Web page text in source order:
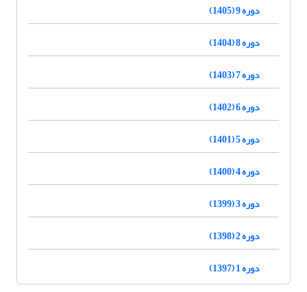
دوره 9 (1405)
دوره 8 (1404)
دوره 7 (1403)
دوره 6 (1402)
دوره 5 (1401)
دوره 4 (1400)
دوره 3 (1399)
دوره 2 (1398)
دوره 1 (1397)